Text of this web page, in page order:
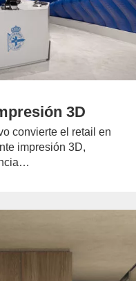
3D
convierte el retail en
impresión 3D,